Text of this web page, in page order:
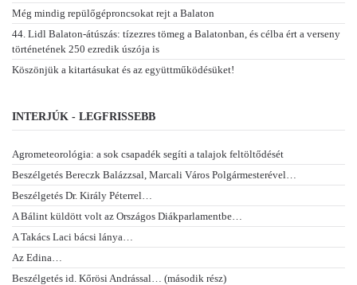
Még mindig repülőgéproncsokat rejt a Balaton
44. Lidl Balaton-átúszás: tízezres tömeg a Balatonban, és célba ért a verseny
történetének 250 ezredik úszója is
Köszönjük a kitartásukat és az együttműködésüket!
INTERJÚK - LEGFRISSEBB
Agrometeorológia: a sok csapadék segíti a talajok feltöltődését
Beszélgetés Bereczk Balázzsal, Marcali Város Polgármesterével…
Beszélgetés Dr. Király Péterrel…
A Bálint küldött volt az Országos Diákparlamentbe…
A Takács Laci bácsi lánya…
Az Edina…
Beszélgetés id. Kőrösi Andrással… (második rész)